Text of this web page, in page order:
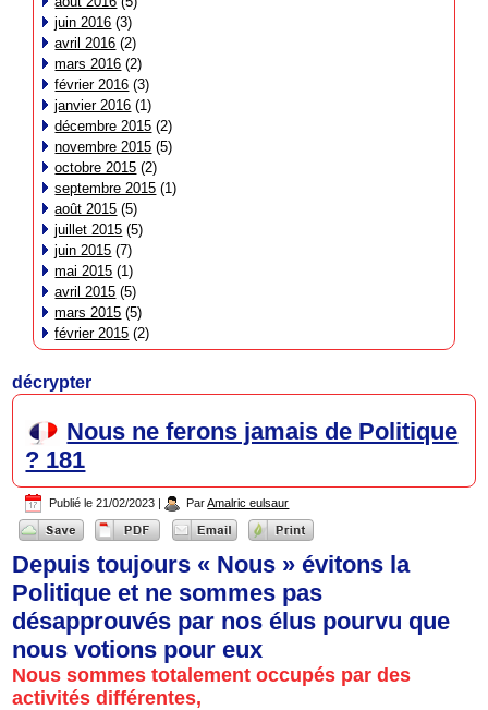
juin 2016 (3)
avril 2016 (2)
mars 2016 (2)
février 2016 (3)
janvier 2016 (1)
décembre 2015 (2)
novembre 2015 (5)
octobre 2015 (2)
septembre 2015 (1)
août 2015 (5)
juillet 2015 (5)
juin 2015 (7)
mai 2015 (1)
avril 2015 (5)
mars 2015 (5)
février 2015 (2)
décrypter
Nous ne ferons jamais de Politique
? 181
Publié le 21/02/2023 | Par Amalric eulsaur
Depuis toujours « Nous » évitons la
Politique et ne sommes pas
désapprouvés par nos élus pourvu que
nous votions pour eux
Nous sommes totalement occupés par des
activités différentes,